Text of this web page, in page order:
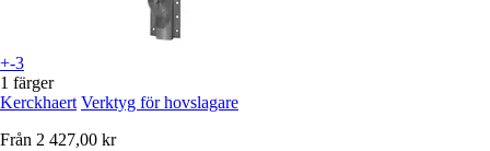
+-3
1 färger
Kerckhaert Verktyg för hovslagare
Från 2 427,00 kr